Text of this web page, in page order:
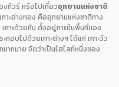
งทัวร์ หรือไปเที่ยวอุทยานแห่งชาติ
าะอ่างทอง คืออุทยานแห่งชาติทาง
เกาะด้วยกัน ตั้งอยู่ภายในพื้นที่ของ
ะกอบไปด้วยเกาะต่างๆ ได้แก่ เกาะวัว
ากมาย จัดว่าเป็นไฮไลท์หนึ่งของ